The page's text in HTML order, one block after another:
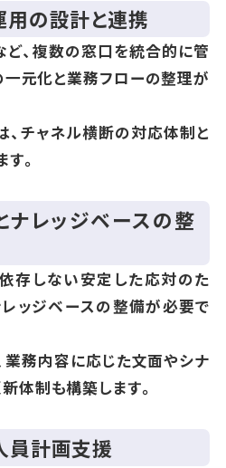
用の設計と連携
ど、複数の窓口を統合的に管
元化と業務フローの整理が
チャネル横断の対応体制と
。
ナレッジベースの整
存しない安定した応対のた
レッジベースの整備が必要で
務内容に応じた文面やシナ
体制も構築します。
員計画支援